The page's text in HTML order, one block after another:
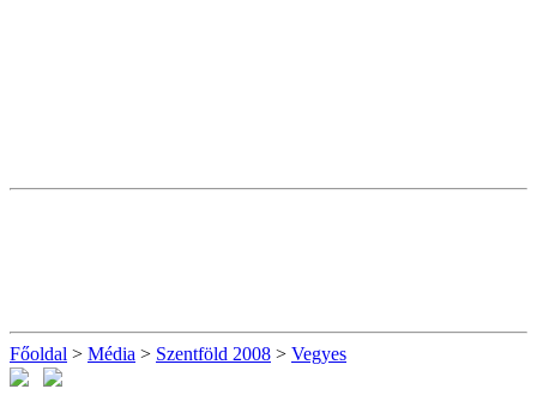
Főoldal > Média > Szentföld 2008 > Vegyes